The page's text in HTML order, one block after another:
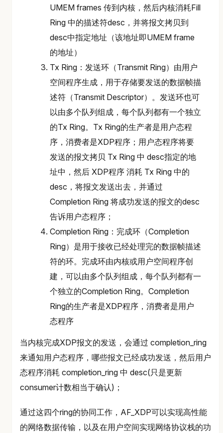
UMEM frames 传到内核，然后内核消耗Fill
Ring 中的描述符desc，并将报文拷贝到
desc中指定地址（该地址即UMEM frame
的地址）
Tx Ring：发送环（Transmit Ring）由用户
空间程序生成，用于存储要发送的数据帧描
述符（Transmit Descriptor）。发送环也可
以由多个队列组成，每个队列都有一个独立
的Tx Ring。Tx Ring的生产者是用户态程
序，消费者是XDP程序；用户态程序将要
发送的报文拷贝 Tx Ring 中 desc指定的地
址中，然后 XDP程序 消耗 Tx Ring 中的
desc，将报文发送出去，并通过
Completion Ring 将成功发送的报文的desc
告诉用户态程序；
Completion Ring：完成环（Completion
Ring）是用于接收已经处理完的数据帧描述
符的环。完成环由内核或用户空间程序创
建，可以由多个队列组成，每个队列都有一
个独立的Completion Ring。Completion
Ring的生产者是XDP程序，消费者是用户
态程序
当内核完成XDP报文的发送，会通过 completion_ring
来通知用户态程序，哪些报文已经成功发送，然后用户
态程序消耗 completion_ring 中 desc(只是更新
consumer计数相当于确认)；
通过这四个ring的协同工作，AF_XDP可以实现高性能
的网络数据传输，以及在用户空间实现网络协议栈的功